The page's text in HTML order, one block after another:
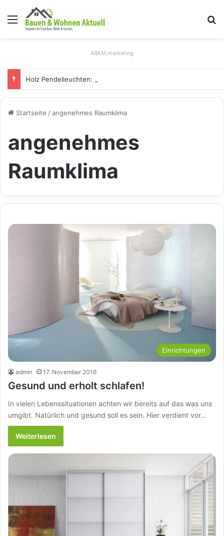
Menü
ARKM.marketing
Startseite /angenehmes Raumklima
angenehmes
Raumklima
Einrichtungen
admin 17. November 2016
Gesund und erholt schlafen!
In vielen Lebenssituationen achten wir bereits auf das was uns
umgibt. Natürlich und gesund soll es sein. Hier verdient vor…
Weiterlesen